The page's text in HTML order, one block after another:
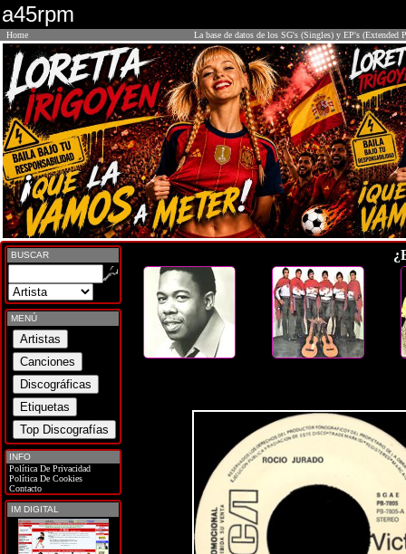
a45rpm
Home La base de datos de los SG's (Singles) y EP's (Extended
BUSCAR
MENÚ
INFO
Política De Privacidad
Política De Cookies
Contacto
IM DIGITAL